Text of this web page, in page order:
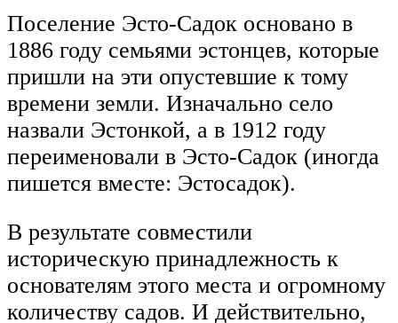
Поселение Эсто-Садок основано в
1886 году семьями эстонцев, которые
пришли на эти опустевшие к тому
времени земли. Изначально село
назвали Эстонкой, а в 1912 году
переименовали в Эсто-Садок (иногда
пишется вместе: Эстосадок).
В результате совместили
историческую принадлежность к
основателям этого места и огромному
количеству садов. И действительно,